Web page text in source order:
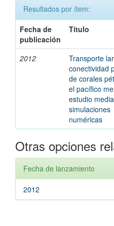
Resultados por ítem:
Fecha de
publicación
Título
2012
Transporte
conectividad
de corales
el pacífico
estudio
simulaciones
numéricas
Otras opciones
Fecha de lanzamiento
2012